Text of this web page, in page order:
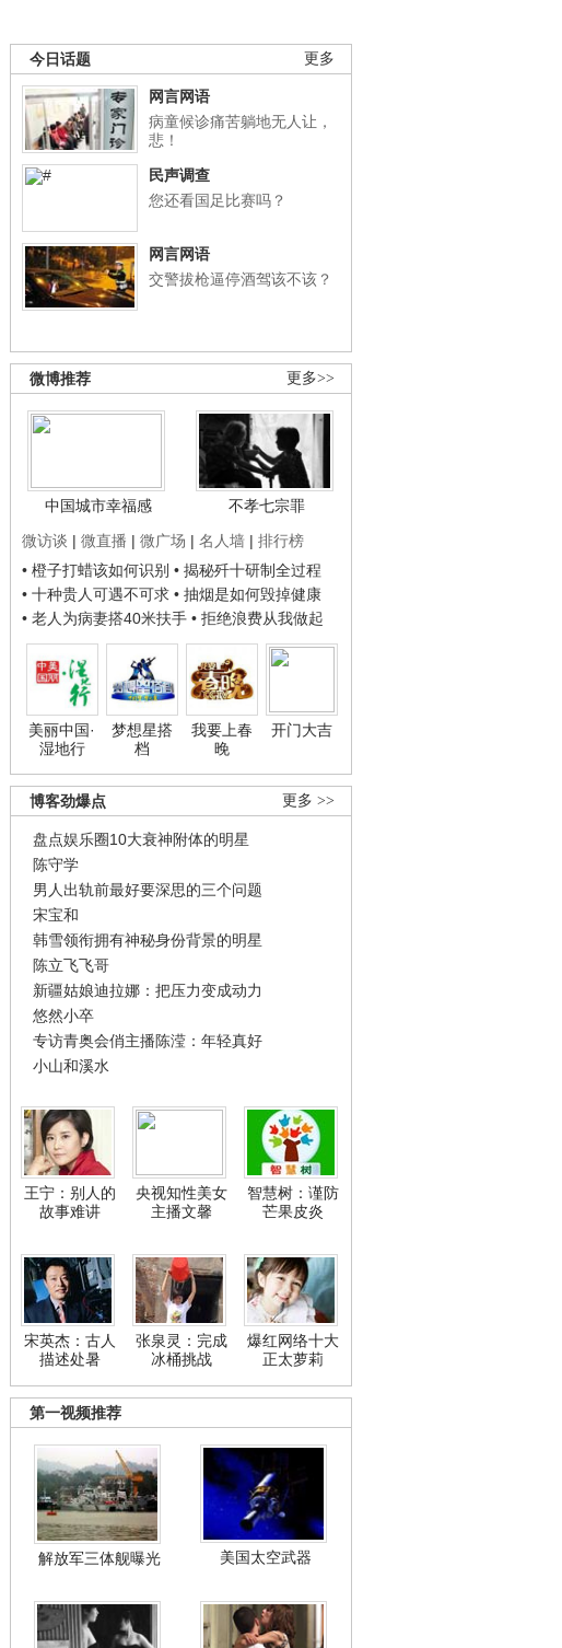
更多
今日话题
网言网语
病童候诊痛苦躺地无人让，
悲！
民声调查
您还看国足比赛吗？
网言网语
交警拔枪逼停酒驾该不该？
更多>>
微博推荐
中国城市幸福感
不孝七宗罪
微访谈 | 微直播 | 微广场 | 名人墙 | 排行榜
• 橙子打蜡该如何识别 • 揭秘歼十研制全过程
• 十种贵人可遇不可求 • 抽烟是如何毁掉健康
• 老人为病妻搭40米扶手 • 拒绝浪费从我做起
美丽中国·
湿地行
梦想星搭
档
我要上春
晚
开门大吉
更多 >>
博客劲爆点
盘点娱乐圈10大衰神附体的明星
陈守学
男人出轨前最好要深思的三个问题
宋宝和
韩雪领衔拥有神秘身份背景的明星
陈立飞飞哥
新疆姑娘迪拉娜：把压力变成动力
悠然小卒
专访青奥会俏主播陈滢：年轻真好
小山和溪水
王宁：别人的
故事难讲
央视知性美女
主播文馨
智慧树：谨防
芒果皮炎
宋英杰：古人
描述处暑
张泉灵：完成
冰桶挑战
爆红网络十大
正太萝莉
第一视频推荐
解放军三体舰曝光 美国太空武器